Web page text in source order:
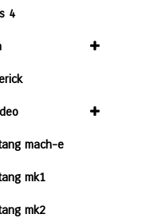
4
mach-e
mk1
mk2